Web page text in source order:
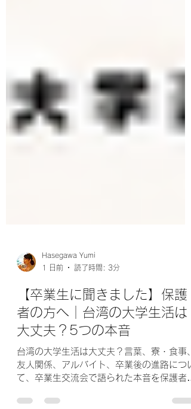
Hasegawa Yumi
1 日前
読了時間: 3分
【卒業生に聞きました】保護
者の方へ｜台湾の大学生活は
大丈夫？5つの本音
台湾の大学生活は大丈夫？言葉、寮・食事、